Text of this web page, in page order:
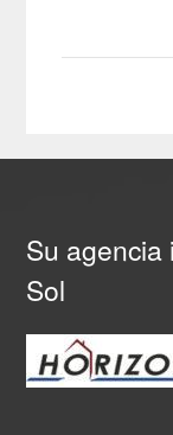
Su agencia
Sol